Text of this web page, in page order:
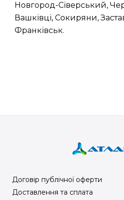
Новгород-Сіверський,
Вашківці, Сокиряни,
Франківськ.
Договір публічної оферти
Доставлення та сплата